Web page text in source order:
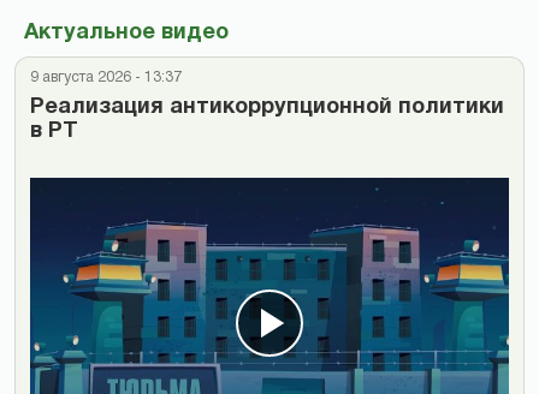
Актуальное видео
9 августа 2026 - 13:37
Реализация антикоррупционной политики
в РТ